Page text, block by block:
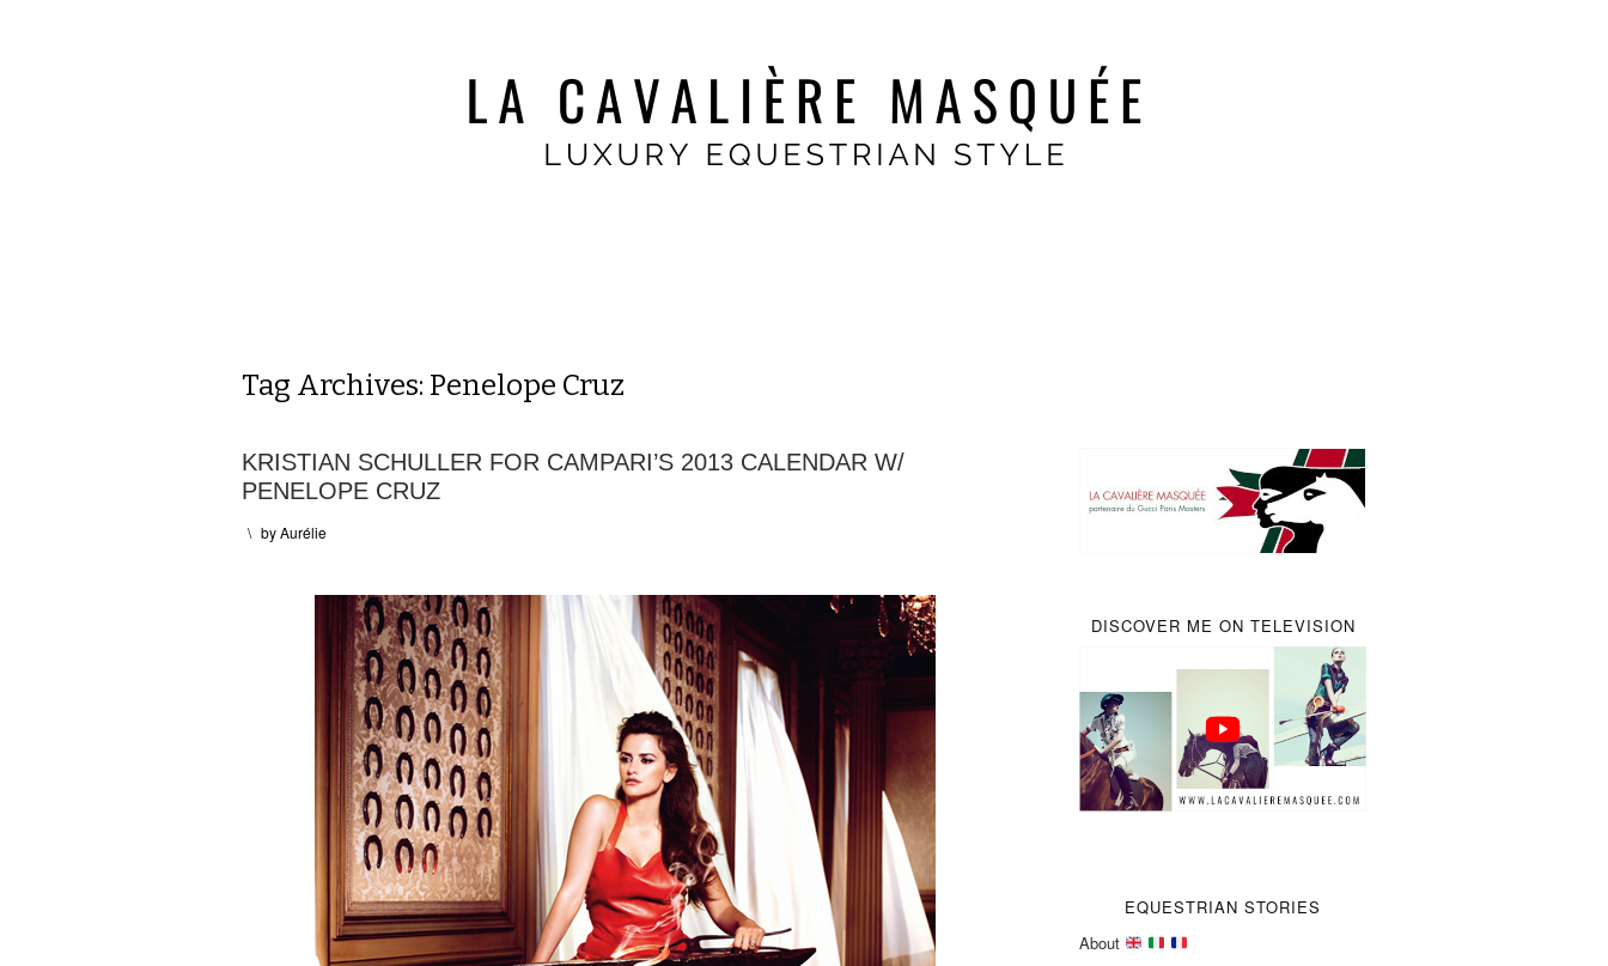
Tag Archives: Penelope Cruz
KRISTIAN SCHULLER FOR CAMPARI’S 2013 CALENDAR W/
PENELOPE CRUZ
\ byAurélie
DISCOVER ME ON TELEVISION
EQUESTRIAN STORIES
About